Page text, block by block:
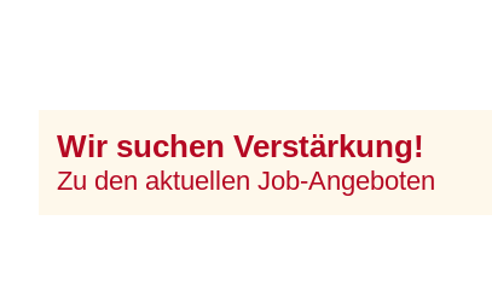
Wir suchen Verstärkung!
Zu den aktuellen Job-Angeboten